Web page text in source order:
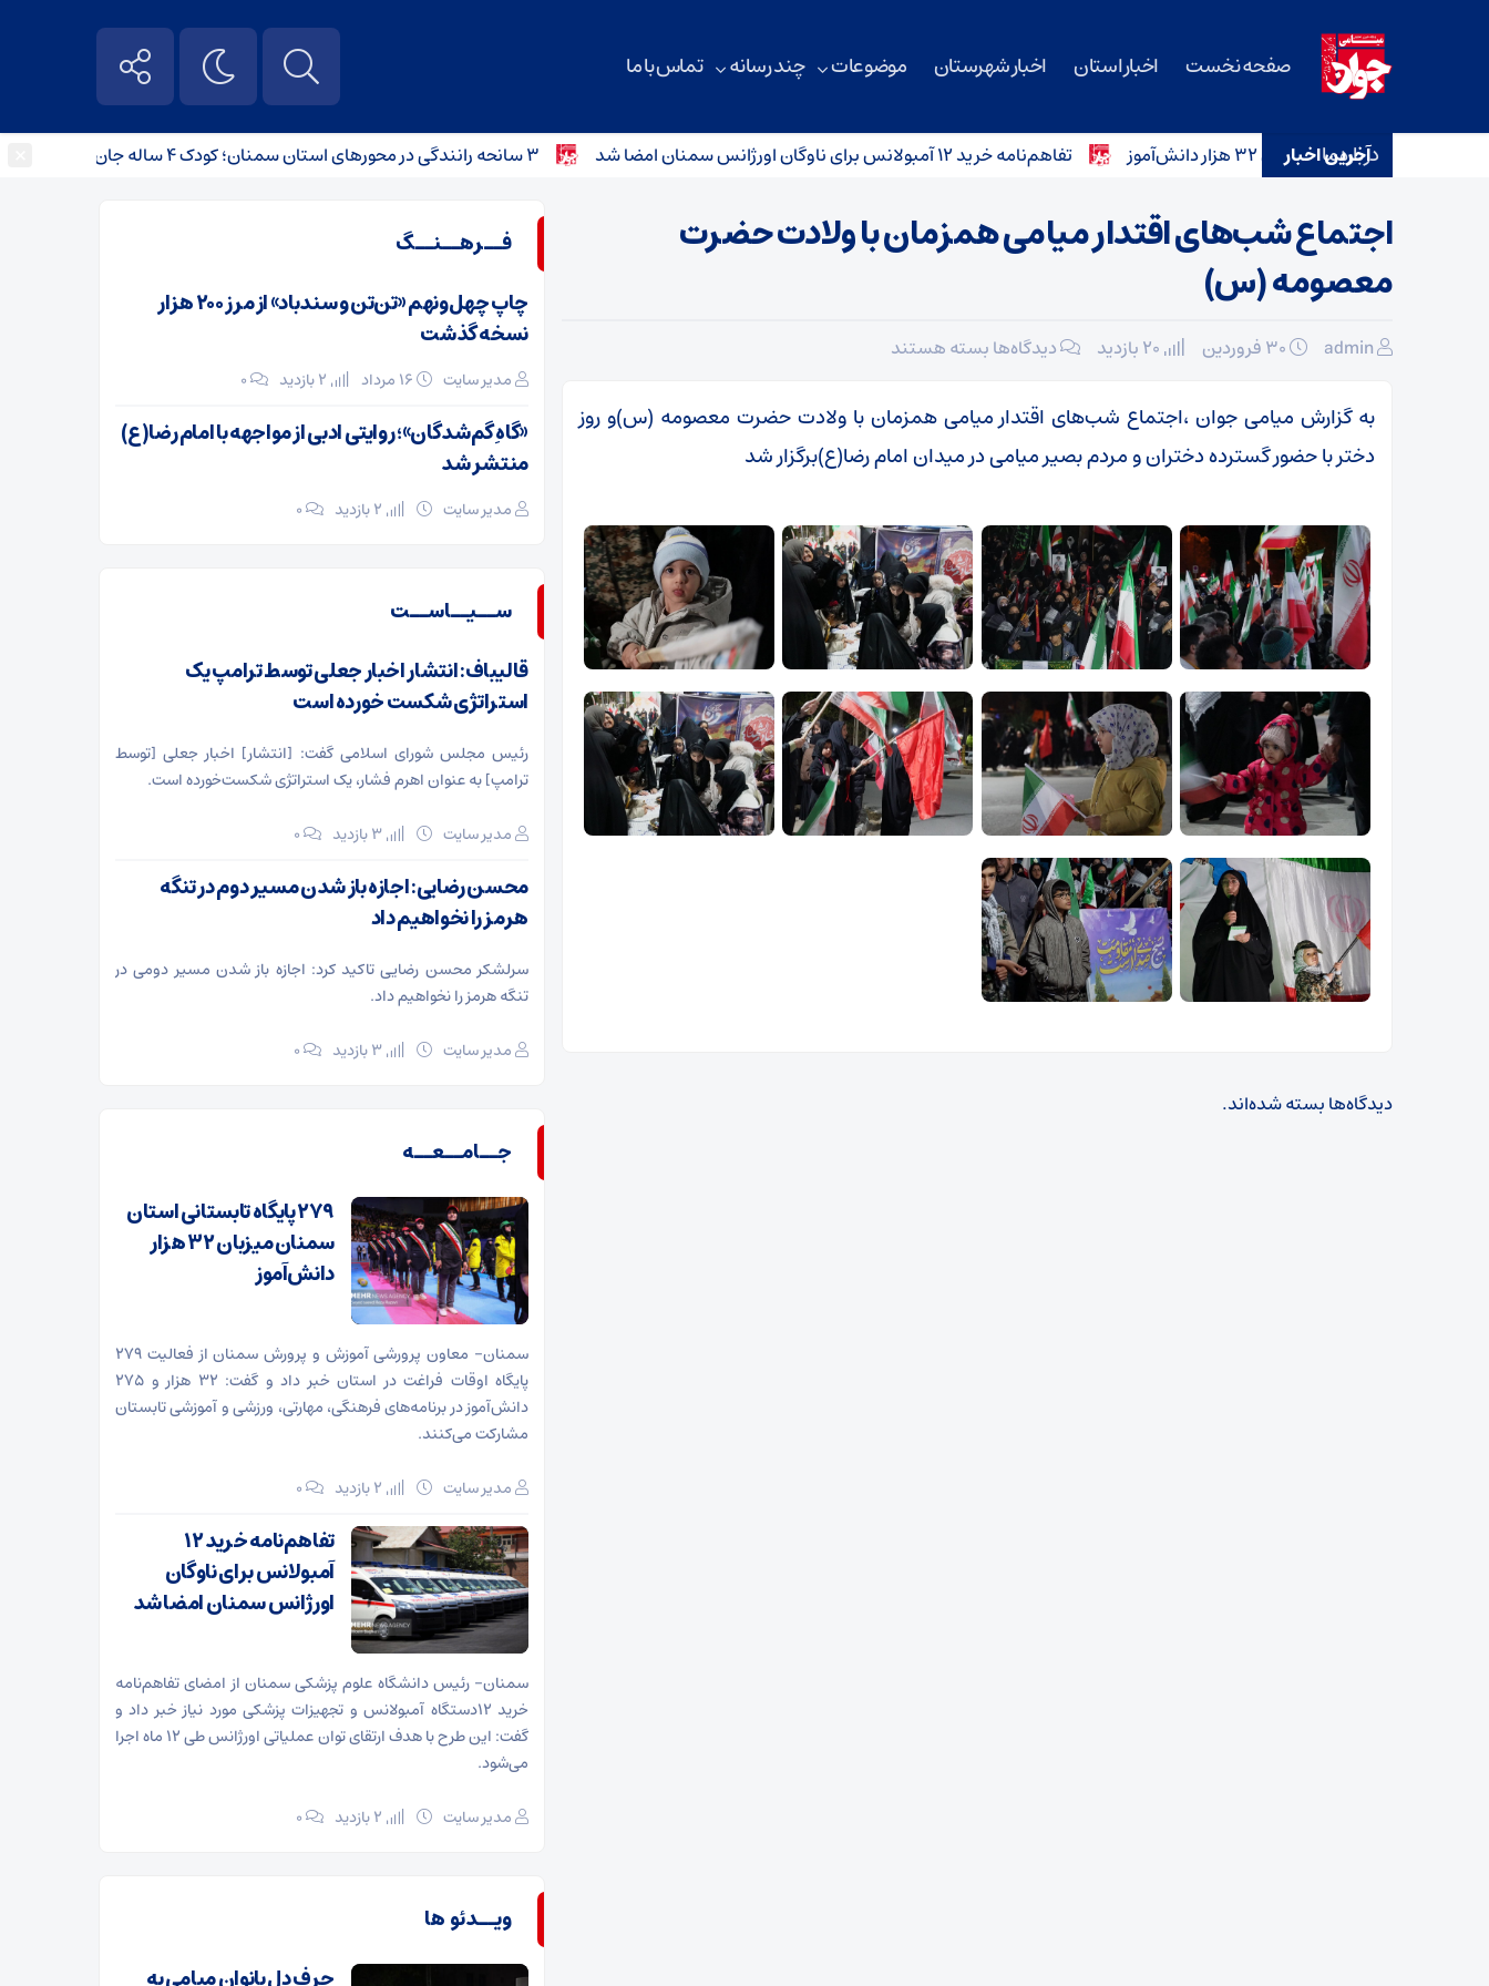
صفحه نخست اخبار استان اخبار شهرستان موضوعات چند رسانه تماس با ما
درباره ما
آخرین اخبار تفاهم‌نامه خرید ۱۲ آمبولانس برای ناوگان اورژانس سمنان امضا شد ۳ سانحه رانندگی در محورهای استان سمنان؛ کودک ۴ ساله جان باخت
اجتماع شب‌های اقتدار میامی همزمان با ولادت حضرت
معصومه (س)
admin دیدگاه‌هابرای
شب‌های
اقتدار
میامی
با
ولادت
حضرت
معصومه
(س)
بسته هستند
به گزارش میامی جوان ،اجتماع شب‌های اقتدار میامی همزمان با ولادت حضرت معصومه (س)و روز
دختر با حضور گسترده دختران و مردم بصیر میامی در میدان امام رضا(ع)برگزار شد
دیدگاه‌ها بسته شده‌اند.
فــرهــنــگ
چاپ چهل‌ونهم «تن‌تن و سندباد» از مرز ۲۰۰ هزار
نسخه گذشت
مدیر سایت ۰
«گاهِ گم‌شدگان»؛ روایتی ادبی از مواجهه با امام رضا(ع)
منتشر شد
مدیر سایت ۰
ســیــاســت
قالیباف: انتشار اخبار جعلی توسط ترامپ یک
استراتژی شکست خورده است
رئیس مجلس شورای اسلامی گفت: [انتشار] اخبار جعلی [توسط
ترامپ] به عنوان اهرم فشار، یک استراتژی شکست‌خورده است.
مدیر سایت ۰
محسن رضایی: اجازه باز شدن مسیر دوم در تنگه
هرمز را نخواهیم داد
سرلشکر محسن رضایی تاکید کرد: اجازه باز شدن مسیر دومی در
تنگه هرمز را نخواهیم داد.
مدیر سایت ۰
جــامــعــه
۲۷۹ پایگاه تابستانی استان
سمنان میزبان ۳۲ هزار
دانش‌آموز
سمنان- معاون پرورشی آموزش و پرورش سمنان از فعالیت ۲۷۹
پایگاه اوقات فراغت در استان خبر داد و گفت: ۳۲ هزار و ۲۷۵
دانش‌آموز در برنامه‌های فرهنگی، مهارتی، ورزشی و آموزشی تابستان
مشارکت می‌کنند.
مدیر سایت ۰
تفاهم‌نامه خرید ۱۲
آمبولانس برای ناوگان
اورژانس سمنان امضا شد
سمنان- رئیس دانشگاه علوم پزشکی سمنان از امضای تفاهم‌نامه
خرید ۱۲دستگاه آمبولانس و تجهیزات پزشکی مورد نیاز خبر داد و
گفت: این طرح با هدف ارتقای توان عملیاتی اورژانس طی ۱۲ ماه اجرا
می‌شود.
مدیر سایت ۰
ویــدئو ها